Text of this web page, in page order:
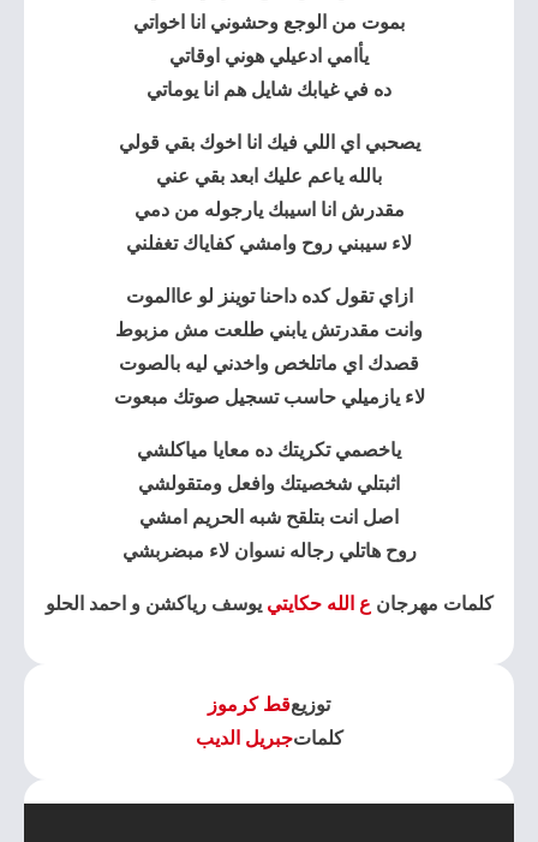
بموت من الوجع وحشوني انا اخواتي
يأامي ادعيلي هوني اوقاتي
ده في غيابك شايل هم انا يوماتي
يصحبي اي اللي فيك انا اخوك بقي قولي
بالله ياعم عليك ابعد بقي عني
مقدرش انا اسيبك يارجوله من دمي
لاء سيبني روح وامشي كفاياك تغفلني
ازاي تقول كده داحنا توينز لو عاالموت
وانت مقدرتش يابني طلعت مش مزبوط
قصدك اي ماتلخص واخدني ليه بالصوت
لاء يازميلي حاسب تسجيل صوتك مبعوت
ياخصمي تكريتك ده معايا مياكلشي
اثبتلي شخصيتك وافعل ومتقولشي
اصل انت بتلقح شبه الحريم امشي
روح هاتلي رجاله نسوان لاء مبضربشي
كلمات مهرجان ع الله حكايتي يوسف رياكشن و احمد الحلو
توزيعقط كرموز
كلماتجبريل الديب